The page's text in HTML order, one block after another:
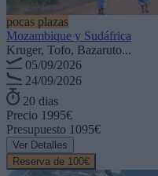
pocas plazas
Mozambique y Sudáfrica
Kruger, Tofo, Bazaruto...
05/09/2026
24/09/2026
20 dias
Precio 1995€
Presupuesto 1095€
Ver Detalles
Reserva de 100€